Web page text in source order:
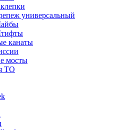
универсальный
канаты
мосты
ТО